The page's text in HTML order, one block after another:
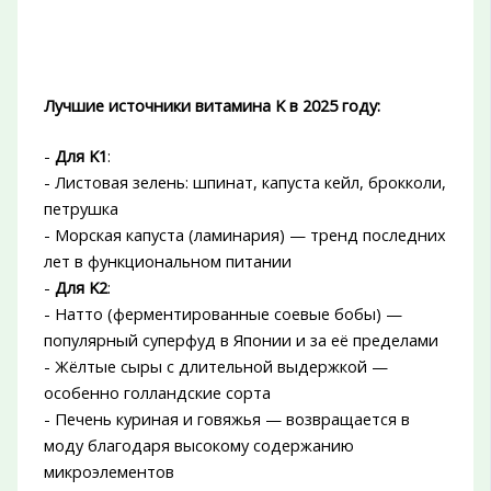
Лучшие источники витамина K в 2025 году:
- Для K1:
- Листовая зелень: шпинат, капуста кейл, брокколи,
петрушка
- Морская капуста (ламинария) — тренд последних
лет в функциональном питании
- Для K2:
- Натто (ферментированные соевые бобы) —
популярный суперфуд в Японии и за её пределами
- Жёлтые сыры с длительной выдержкой —
особенно голландские сорта
- Печень куриная и говяжья — возвращается в
моду благодаря высокому содержанию
микроэлементов